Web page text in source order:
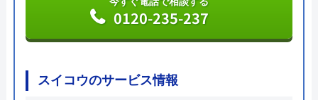
運営会社 トラベルブック株式会社
0120-235-237
スイコウのサービス情報